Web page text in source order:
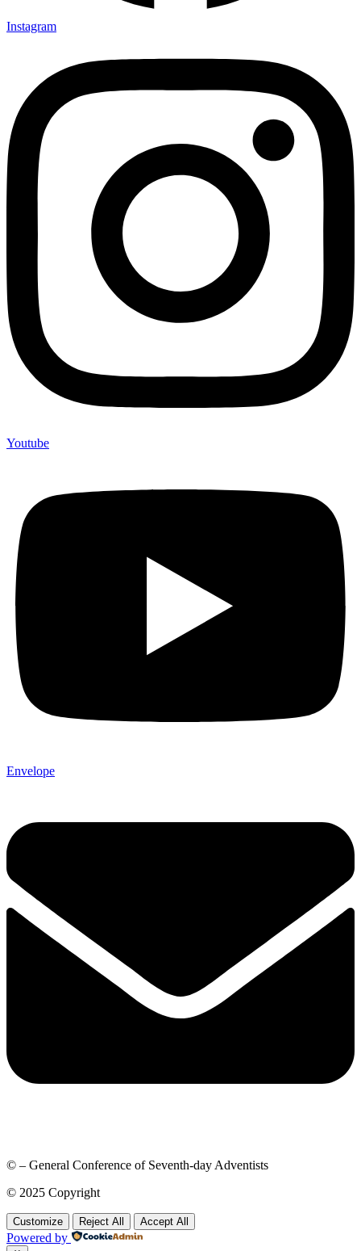
Instagram
Youtube
Envelope
© – General Conference of Seventh-day Adventists
© 2025 Copyright
Customize Reject All Accept All
Powered by